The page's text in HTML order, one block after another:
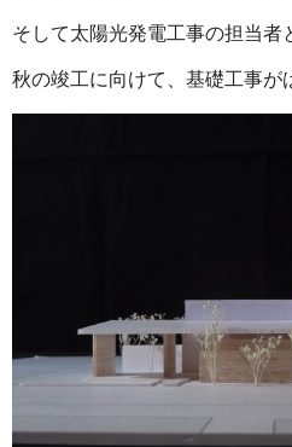
そして太陽光発電工事の担当者
秋の竣工に向けて、基礎工事が